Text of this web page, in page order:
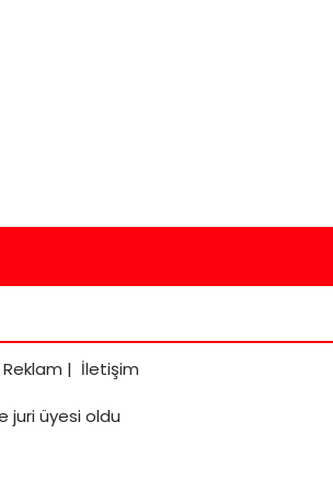
Reklam | İletişim
juri üyesi oldu